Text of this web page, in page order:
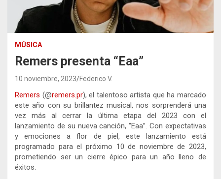
MÚSICA
Remers presenta “Eaa”
10 noviembre, 2023 Federico V.
Remers (@remers.pr), el talentoso artista que ha marcado
este año con su brillantez musical, nos sorprenderá una
vez más al cerrar la última etapa del 2023 con el
lanzamiento de su nueva canción, “Eaa”. Con expectativas
y emociones a flor de piel, este lanzamiento está
programado para el próximo 10 de noviembre de 2023,
prometiendo ser un cierre épico para un año lleno de
éxitos.